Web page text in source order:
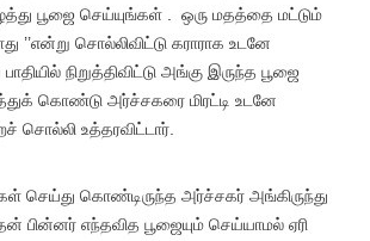
பூஜை செய்யுங்கள் . ஒரு மதத்தை மட்டும்
’’என்று சொல்லிவிட்டு கராராக உடனே
நிறுத்திவிட்டு அங்கு இருந்த பூஜை
கொண்டு அர்ச்சகரை மிரட்டி உடனே
சொல்லி உத்தரவிட்டார்.
செய்து கொண்டிருந்த அர்ச்சகர் அங்கிருந்து
பின்னர் எந்தவித பூஜையும் செய்யாமல் ஏரி